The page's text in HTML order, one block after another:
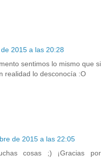
2015 a las 20:28
sentimos lo mismo que si
realidad lo desconocía :O
de 2015 a las 22:05
cosas ;) ¡Gracias por